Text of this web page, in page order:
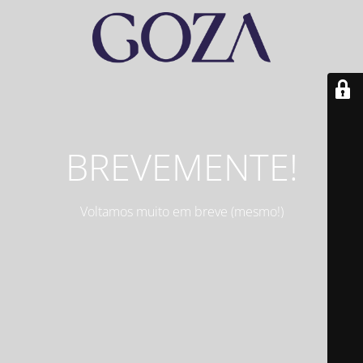
BREVEMENTE!
Voltamos muito em breve (mesmo!)